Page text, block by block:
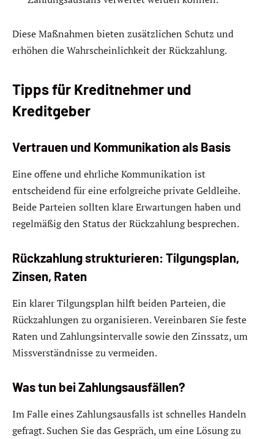
Diese Maßnahmen bieten zusätzlichen Schutz und
erhöhen die Wahrscheinlichkeit der Rückzahlung.
Tipps für Kreditnehmer und
Kreditgeber
Vertrauen und Kommunikation als Basis
Eine offene und ehrliche Kommunikation ist
entscheidend für eine erfolgreiche private Geldleihe.
Beide Parteien sollten klare Erwartungen haben und
regelmäßig den Status der Rückzahlung besprechen.
Rückzahlung strukturieren: Tilgungsplan,
Zinsen, Raten
Ein klarer Tilgungsplan hilft beiden Parteien, die
Rückzahlungen zu organisieren. Vereinbaren Sie feste
Raten und Zahlungsintervalle sowie den Zinssatz, um
Missverständnisse zu vermeiden.
Was tun bei Zahlungsausfällen?
Im Falle eines Zahlungsausfalls ist schnelles Handeln
gefragt. Suchen Sie das Gespräch, um eine Lösung zu